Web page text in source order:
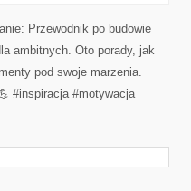
BUDOWIE
SUKCESU
Przewodnik po budowie
ambitnych. Oto porady, jak
pod swoje marzenia.
#inspiracja #motywacja